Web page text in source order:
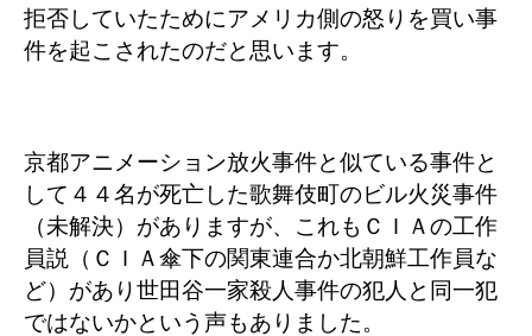
拒否していたためにアメリカ側の怒りを買い事
件を起こされたのだと思います。
京都アニメーション放火事件と似ている事件と
して４４名が死亡した歌舞伎町のビル火災事件
（未解決）がありますが、これもＣＩＡの工作
員説（ＣＩＡ傘下の関東連合か北朝鮮工作員な
ど）があり世田谷一家殺人事件の犯人と同一犯
ではないかという声もありました。